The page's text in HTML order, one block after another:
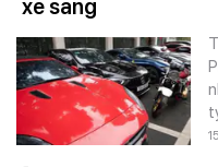
xe sang